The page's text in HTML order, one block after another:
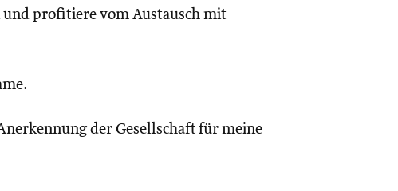
profitiere vom Austausch mit
der Gesellschaft für meine